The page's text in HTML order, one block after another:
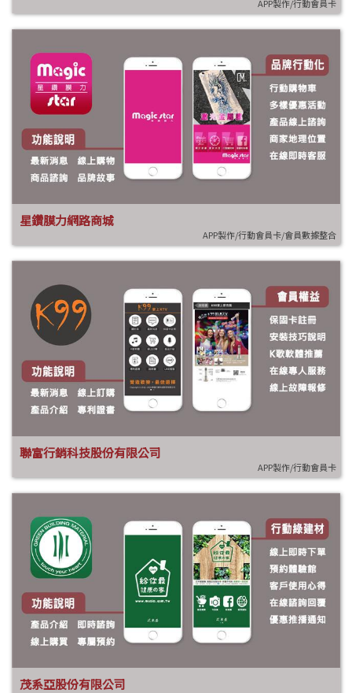
APP製作/行動會員卡
星鑽膜力網路商城
APP製作/行動會員卡/會員數據整合
聯富行銷科技股份有限公司
APP製作/行動會員卡
茂系亞股份有限公司